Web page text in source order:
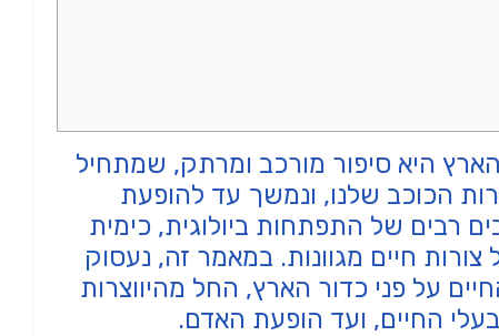
היא סיפור מורכב ומרתק, שמתחיל
היווצרות הכוכב שלנו, ונמשך עד להופעת
רבים של התפתחות ביולוגית, כימית
צורות חיים מגוונות. במאמר זה, נעסוק
על פני כדור הארץ, החל מהיווצרות
החיים, ועד הופעת האדם.